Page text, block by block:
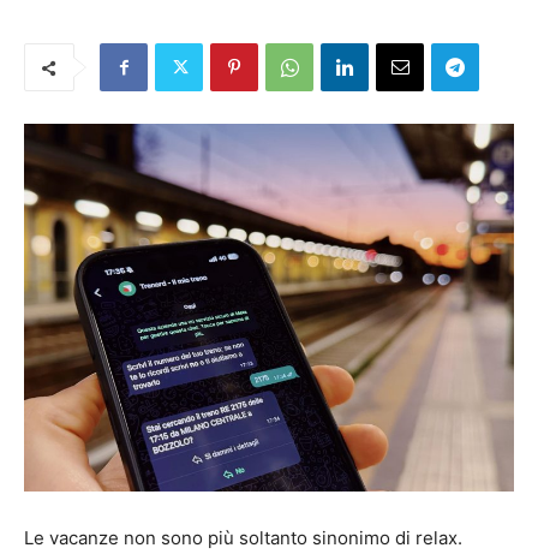
Le vacanze non sono più soltanto sinonimo di relax.